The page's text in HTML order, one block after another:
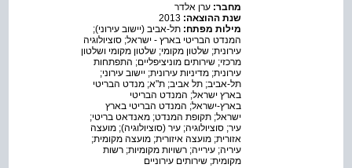
מחבר: ערן אלדר
שנת ההוצאה:
מילות מפתח: תל-אביב (יישוב עירוני);
המנדט הבריטי בארץ - ישראל; סוציולוגיה
עירונית; שלטון מקומי; שלטון מקומי ושלטון
מרכזי; שירותים מוניציפליים; התפתחות
עירונית; מדיניות עירונית; יישוב עירוני;
תל-אביב; תל אביב; ת"א; מנדט הבריטי
בארץ ישראל; המנדט הבריטי
בארץ-ישראל; המנדט הבריטי בארץ
ישראל; תקופת המנדט; מאנדאט בריטי;
עיר; סוציולוגיה; עיר (סוציולוגיה); מועצה
אזורית; מועצה איזורית; מועצה מקומית;
עיריה; עירייה; רשויות מקומיות; רשות
מקומית; שירותים עירוניים